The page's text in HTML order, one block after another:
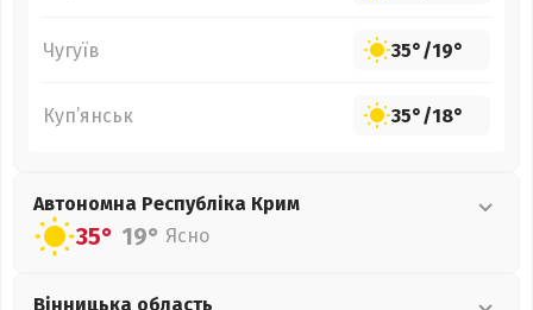
Чугуїв 35°/19°
Куп’янськ 35°/18°
Автономна Республіка Крим
35° 19° Ясно
Вінницька область